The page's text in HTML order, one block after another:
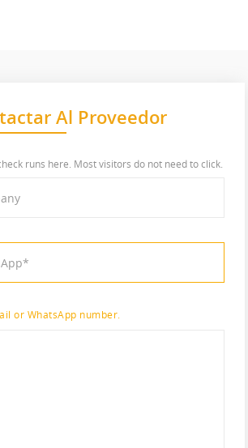
Al Proveedor
runs here. Most visitors do not need to click.
or WhatsApp number.